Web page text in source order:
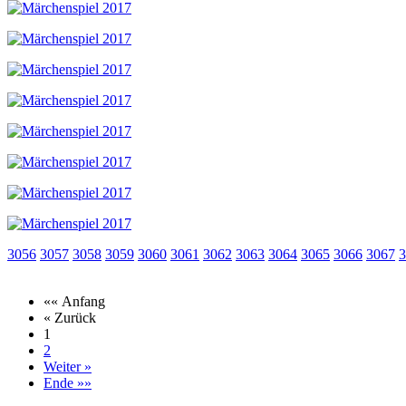
3056 3057 3058 3059 3060 3061 3062 3063 3064 3065 3066 3067
«« Anfang
« Zurück
1
2
Weiter »
Ende »»